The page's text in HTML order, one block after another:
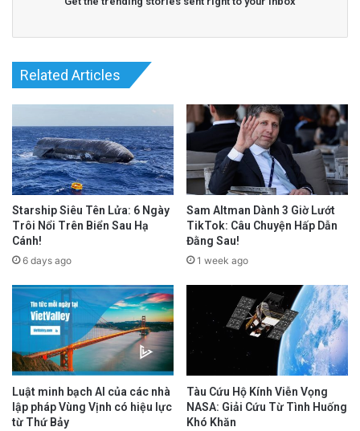
Related Articles
Starship Siêu Tên Lửa: 6 Ngày
Trôi Nổi Trên Biển Sau Hạ
Cánh!
6 days ago
Sam Altman Dành 3 Giờ Lướt
TikTok: Câu Chuyện Hấp Dẫn
Đằng Sau!
1 week ago
Luật minh bạch AI của các nhà
lập pháp Vùng Vịnh có hiệu lực
từ Thứ Bảy
Tàu Cứu Hộ Kính Viễn Vọng
NASA: Giải Cứu Từ Tình Huống
Khó Khăn